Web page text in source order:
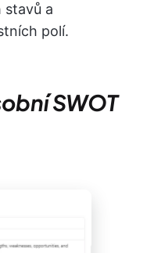
stavů a
polí.
SWOT